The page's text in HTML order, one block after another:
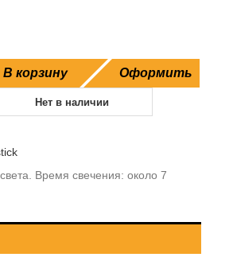
В корзину Оформить
Нет в наличии
Время свечения: около 7